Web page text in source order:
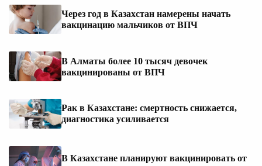
Через год в Казахстан намерены начать
вакцинацию мальчиков от ВПЧ
В Алматы более 10 тысяч девочек
вакцинированы от ВПЧ
Рак в Казахстане: смертность снижается,
диагностика усиливается
В Казахстане планируют вакцинировать от